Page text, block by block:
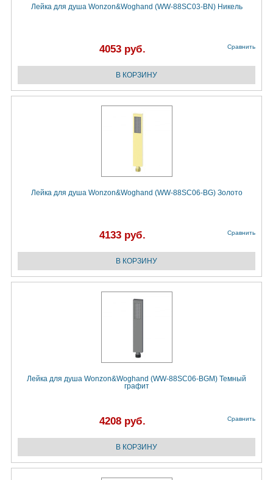
Лейка для душа Wonzon&Woghand (WW-88SC03-BN) Никель
4053 руб. Сравнить
Лейка для душа Wonzon&Woghand (WW-88SC06-BG) Золото
4133 руб. Сравнить
Лейка для душа Wonzon&Woghand (WW-88SC06-BGM) Темный
графит
4208 руб. Сравнить